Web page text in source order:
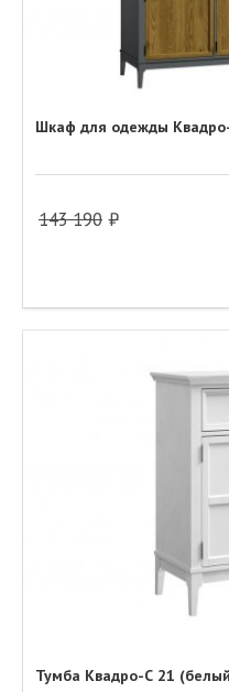
Шкаф для одежды
143 190
Тумба Квадро-С 21